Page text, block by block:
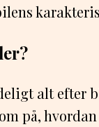
alt efter
på,